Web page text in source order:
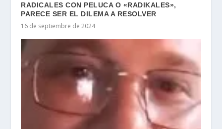
RADICALES CON PELUCA O «RADIKALES»,
PARECE SER EL DILEMA A RESOLVER
16 de septiembre de 2024